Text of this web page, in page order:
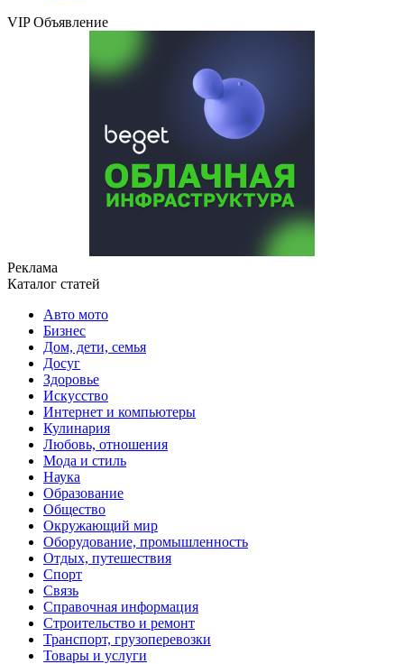
VIP Объявление
Реклама
Каталог статей
Авто мото
Бизнес
Дом, дети, семья
Досуг
Здоровье
Искусство
Интернет и компьютеры
Кулинария
Любовь, отношения
Мода и стиль
Наука
Образование
Общество
Окружающий мир
Оборудование, промышленность
Отдых, путешествия
Спорт
Связь
Справочная информация
Строительство и ремонт
Транспорт, грузоперевозки
Товары и услуги